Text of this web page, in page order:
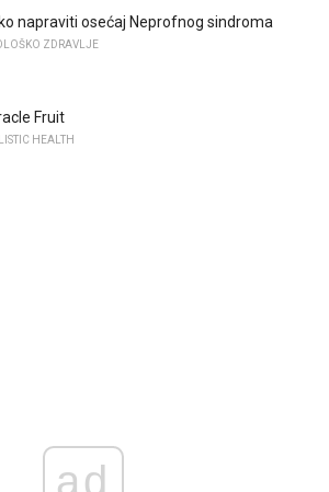
napraviti osećaj Neprofnog sindroma
ZDRAVLJE
Fruit
HEALTH
ad